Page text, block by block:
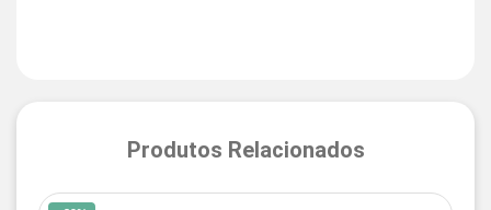
Produtos Relacionados